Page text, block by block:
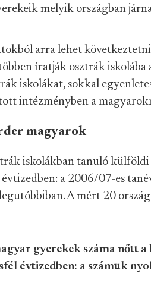
melyik országban
arra lehet
íratják osztrák
iskolákat, sokkal
intézményben a
magyarok
iskolákban tanuló
évtizedben: a 2006/07-es
A mért 20
gyerekek száma nőtt
évtizedben: a számuk